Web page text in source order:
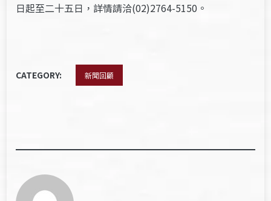
日起至二十五日，詳情請洽(02)2764-5150。
CATEGORY: 新聞回顧